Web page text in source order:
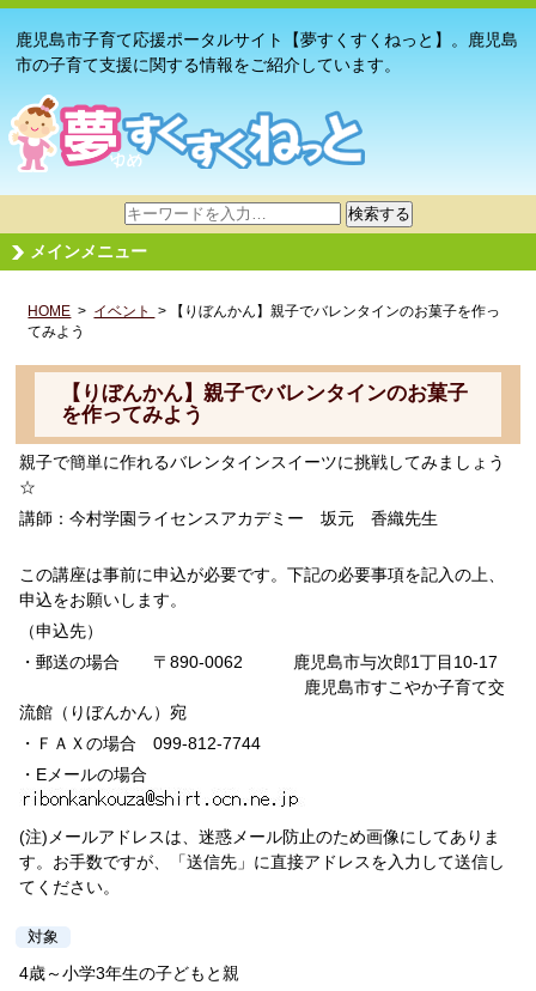
鹿児島市子育て応援ポータルサイト【夢すくすくねっと】。鹿児島
市の子育て支援に関する情報をご紹介しています。
サ
イ
ト
検
検索する
メインメニュー
HOME > イベント
> 【りぼんかん】親子でバレンタインのお菓子を作っ
てみよう
【りぼんかん】親子でバレンタインのお菓子
を作ってみよう
親子で簡単に作れるバレンタインスイーツに挑戦してみましょう
☆
講師：今村学園ライセンスアカデミー 坂元 香織先生
この講座は事前に申込が必要です。下記の必要事項を記入の上、
申込をお願いします。
（申込先）
・郵送の場合 〒890-0062 鹿児島市与次郎1丁目10-17
鹿児島市すこやか子育て交
流館（りぼんかん）宛
・ＦＡＸの場合 099-812-7744
・Eメールの場合
(注)メールアドレスは、迷惑メール防止のため画像にしてありま
す。お手数ですが、「送信先」に直接アドレスを入力して送信し
てください。
対象
4歳～小学3年生の子どもと親